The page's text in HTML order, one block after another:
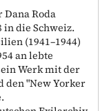
Dana Roda
die Schweiz.
(1941–1944)
an lebte
Werk mit der
den "New Yorker